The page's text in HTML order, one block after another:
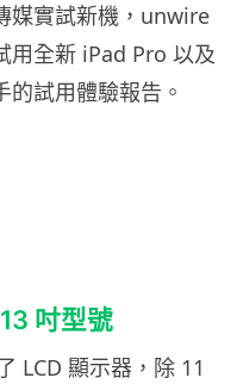
媒實試新機，unwire
用全新 iPad Pro 以及
試用體驗報告。
吋型號
LCD 顯示器，除 11